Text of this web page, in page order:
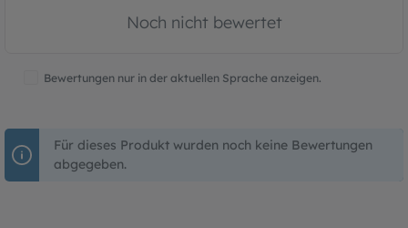
Noch nicht bewertet
Bewertungen nur in der aktuellen Sprache anzeigen.
Für dieses Produkt wurden noch keine Bewertungen
abgegeben.